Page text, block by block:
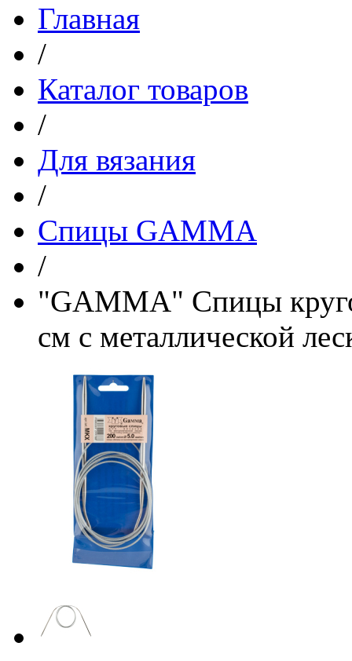
Главная
/
Каталог товаров
/
Для вязания
/
Спицы GAMMA
/
"GAMMA" Спицы
см с металлической